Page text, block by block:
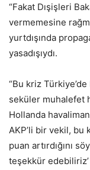
“Fakat Dışişleri
vermemesine
yurtdışında
yasadışıydı.
“Bu kriz
seküler muhalefet
Hollanda
AKP’li bir vekil,
puan artırdığını
teşekkür